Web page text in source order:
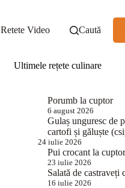
Retete Video Caută
Ultimele rețete culinare
Porumb la cuptor
6 august 2026
Gulaș unguresc de
cartofi și găluște
24 iulie 2026
Pui crocant la
23 iulie 2026
Salată de castraveți
16 iulie 2026